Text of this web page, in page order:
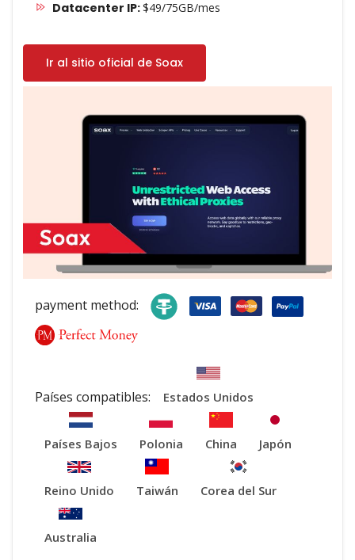
Datacenter IP:$49/75GB/mes
Ir al sitio oficial de Soax
payment method:
Países compatibles: Estados Unidos
Países Bajos Polonia China Japón
Reino Unido Taiwán Corea del Sur
Australia